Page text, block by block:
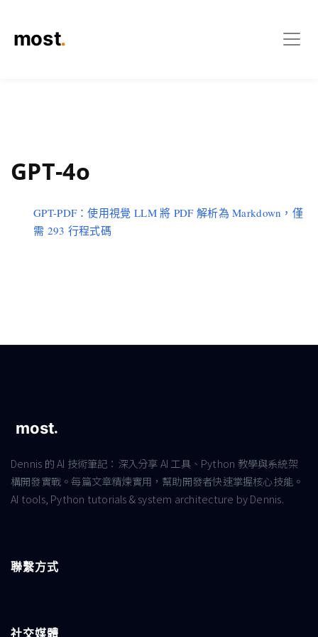
GPT-4o
GPT-PDF：使用視覺 LLM 將 PDF 解析為 Markdown，僅
需 293 行程式碼
Dennis 的 AI 技術筆記：深入分享 AI 工具、Python 教學與系統架
構開發實戰。每篇文章精煉實用，幫助開發者快速掌握核心技能。
AI tools, Python tutorials & system architecture by Dennis.
聯繫方式
社交媒體